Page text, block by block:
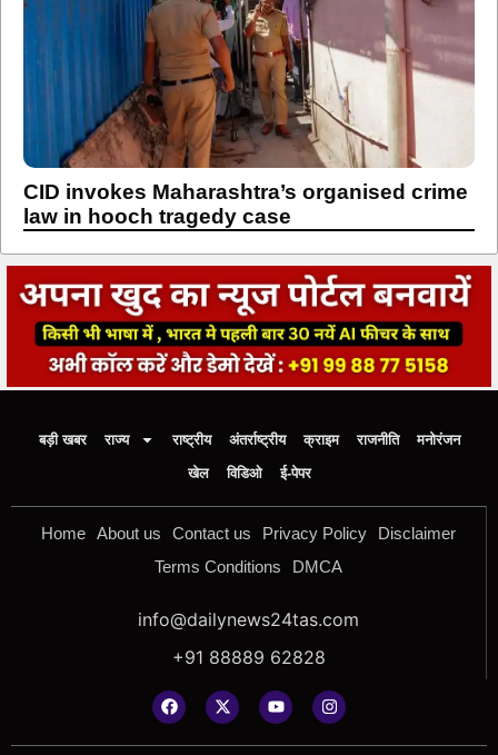
CID invokes Maharashtra’s organised crime
law in hooch tragedy case
बड़ी खबर राज्य राष्ट्रीय अंतर्राष्ट्रीय क्राइम राजनीति
मनोरंजन
खेल
विडिओ ई-पेपर
Home About us Contact us Privacy Policy
Disclaimer
Terms Conditions
DMCA
info@dailynews24tas.com
+91 88889 62828